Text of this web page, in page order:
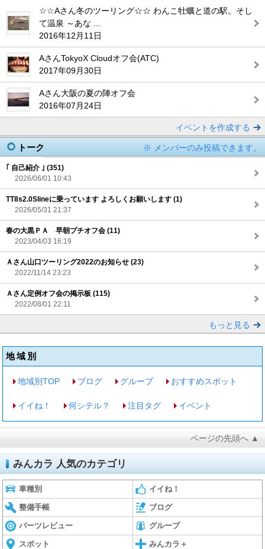
☆☆Aさん冬のツーリング☆☆ わんこ牡蠣と道の駅。そし
て温泉 ～あな ...
2016年12月11日
AさんTokyoX Cloudオフ会(ATC)
2017年09月30日
Aさん大阪の夏の陣オフ会
2016年07月24日
イベントを作成する
※ メンバーのみ投稿できます。
トーク
｢ 自己紹介 ｣ (351)
2026/06/01 10:43
TT8s2.0Slineに乗っています よろしくお願いします (1)
2026/05/31 21:37
春の大黒ＰＡ 早朝プチオフ会 (11)
2023/04/03 16:19
Ａさん山口ツーリング2022のお知らせ (23)
2022/11/14 23:23
Ａさん定例オフ会の掲示板 (115)
2022/08/01 22:11
もっと見る
地域別
地域別TOP ブログ グループ おすすめスポット
イイね！ 何シテル？ 注目タグ イベント
ページの先頭へ ▲
みんカラ 人気のカテゴリ
車種別 イイね！
整備手帳 ブログ
パーツレビュー グループ
スポット みんカラ＋